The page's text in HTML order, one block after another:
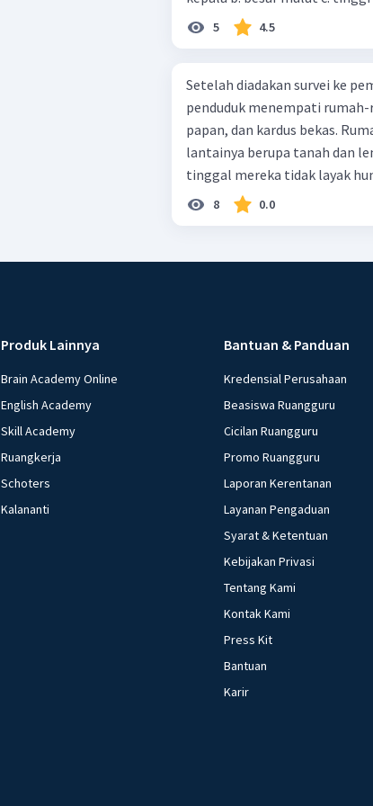
5 4.5
Setelah diadakan survei ke
penduduk menempati
papan, dan kardus bekas.
lantainya berupa tanah dan
tinggal mereka tidak layak huni dan tidak
dalam paragraf tersebut adalah
8 0.0
Produk Lainnya
Brain Academy Online
English Academy
Skill Academy
Ruangkerja
Schoters
Kalananti
Bantuan & Panduan
Kredensial Perusahaan
Beasiswa Ruangguru
Cicilan Ruangguru
Promo Ruangguru
Laporan Kerentanan
Layanan Pengaduan
Syarat & Ketentuan
Kebijakan Privasi
Tentang Kami
Kontak Kami
Press Kit
Bantuan
Karir